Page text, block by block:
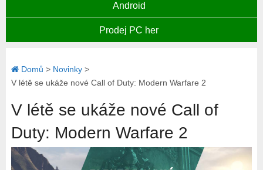
Android
Prodej PC her
Domů > Novinky>
V létě se ukáže nové Call of Duty: Modern Warfare 2
V létě se ukáže nové Call of
Duty: Modern Warfare 2